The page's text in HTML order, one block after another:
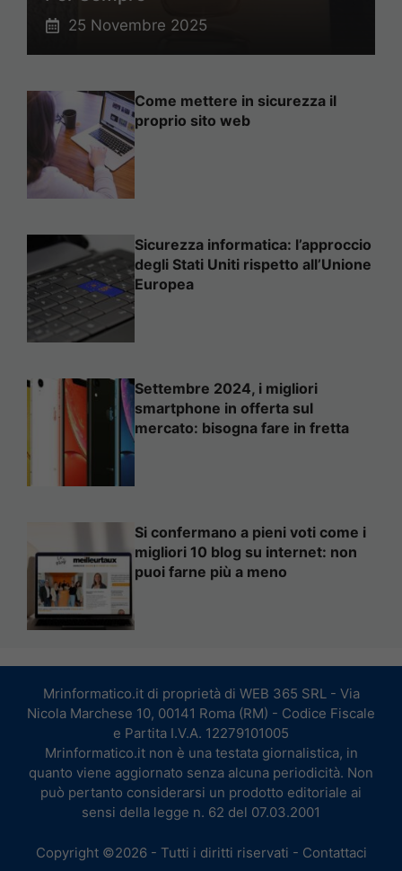
25 Novembre 2025
Come mettere in sicurezza il
proprio sito web
Sicurezza informatica: l’approccio
degli Stati Uniti rispetto all’Unione
Europea
Settembre 2024, i migliori
smartphone in offerta sul
mercato: bisogna fare in fretta
Si confermano a pieni voti come i
migliori 10 blog su internet: non
puoi farne più a meno
Mrinformatico.it di proprietà di WEB 365 SRL - Via
Nicola Marchese 10, 00141 Roma (RM) - Codice Fiscale
e Partita I.V.A. 12279101005
Mrinformatico.it non è una testata giornalistica, in
quanto viene aggiornato senza alcuna periodicità. Non
può pertanto considerarsi un prodotto editoriale ai
sensi della legge n. 62 del 07.03.2001
Copyright ©2026 - Tutti i diritti riservati - Contattaci